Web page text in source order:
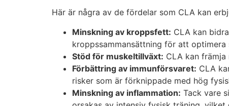
Här är några av de fördelar som CLA kan
Minskning av kroppsfett: CLA kan
kroppssammansättning för att
Stöd för muskeltillväxt: CLA kan
Förbättring av immunförsvaret: CLA
risker som är förknippade med hög
Minskning av inflammation: Tack vare